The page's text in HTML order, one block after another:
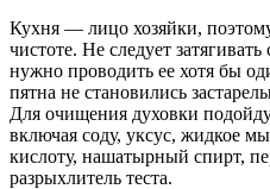
Кухня — лицо хозяйки,
чистоте. Не следует
нужно проводить ее хотя бы
пятна не становились
Для очищения духовки
включая соду, уксус, жидкое
кислоту, нашатырный спирт,
разрыхлитель теста.